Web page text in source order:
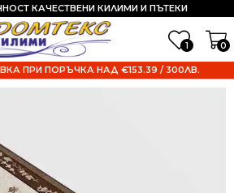
1 0
КАЧЕСТВЕНИ КИЛИМИ И ПЪТЕКИ
ПРИ ПОРЪЧКА НАД €153.39 / 300ЛВ.